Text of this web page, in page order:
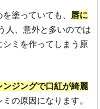
う、表現方法では
ますが。
塗っていても、 唇に
人、意外と多いのでは
ミを作ってしまう原
ンジングで口紅が綺麗
ミの原因になります。